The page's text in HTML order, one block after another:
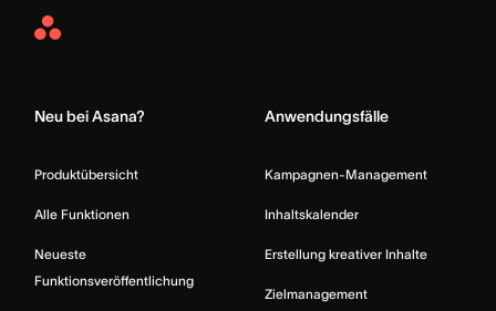
Asana
Neu bei Asana?
Produktübersicht
Alle Funktionen
Neueste
Funktionsveröffentlichung
Anwendungsfälle
Kampagnen-Management
Inhaltskalender
Erstellung kreativer Inhalte
Zielmanagement